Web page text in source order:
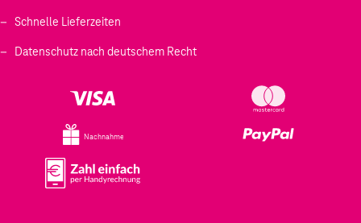
Schnelle Lieferzeiten
Datenschutz nach deutschem Recht
Nachnahme